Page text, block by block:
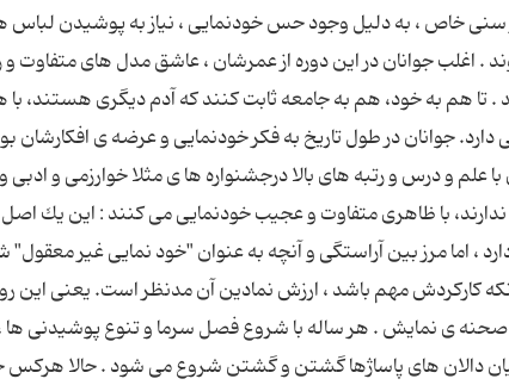
سنی خاص ، به دلیل وجود حس خودنمایی ، نیاز به پوشیدن لباس
. اغلب جوانان در این دوره از عمرشان ، عاشق مدل های
تا هم به خود، هم به جامعه ثابت کنند که آدم دیگری هستند،
جوانان در طول تاریخ به فكر خودنمایی و عرضه ی افكارشان
و درس و رتبه های بالا درجشنواره ها ی مثلا خوارزمی و ادبی
با ظاهری متفاوت و عجیب خودنمایی می كنند : این یك
، اما مرز بین آراستگی و آنچه به عنوان "خود نمایی غیر
كاركردش مهم باشد ، ارزش نمادین آن مدنظر است. یعنی این
صحنه ی نمایش . هر ساله با شروع فصل سرما و تنوع پوشیدنی
دالان های پاساژها گشتن و گشتن شروع می شود . حالا هركس